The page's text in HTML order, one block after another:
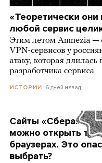
«Теоретически они
любой сервис
Этим летом Amnezia —
VPN-сервисов у
атаку, которая
разработчика сервиса
ИСТОРИИ 6 дней назад
Сайты «Сбера» и
можно открыть
браузерах. Это
выбрать?